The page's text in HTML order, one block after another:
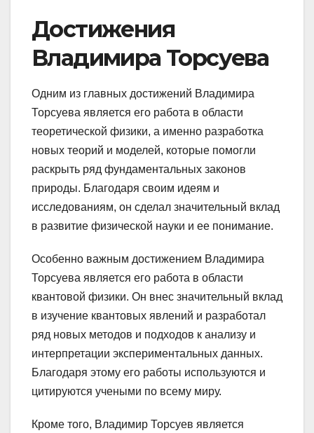
Достижения
Владимира Торсуева
Одним из главных достижений Владимира
Торсуева является его работа в области
теоретической физики, а именно разработка
новых теорий и моделей, которые помогли
раскрыть ряд фундаментальных законов
природы. Благодаря своим идеям и
исследованиям, он сделал значительный вклад
в развитие физической науки и ее понимание.
Особенно важным достижением Владимира
Торсуева является его работа в области
квантовой физики. Он внес значительный вклад
в изучение квантовых явлений и разработал
ряд новых методов и подходов к анализу и
интерпретации экспериментальных данных.
Благодаря этому его работы используются и
цитируются учеными по всему миру.
Кроме того, Владимир Торсуев является